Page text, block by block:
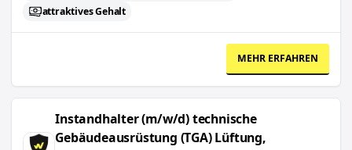
attraktives Gehalt
MEHR ERFAHREN
Instandhalter (m/w/d) technische Gebäudeausrüstung (TGA)
Instandhalter (m/w/d) technische
Gebäudeausrüstung (TGA) Lüftung,